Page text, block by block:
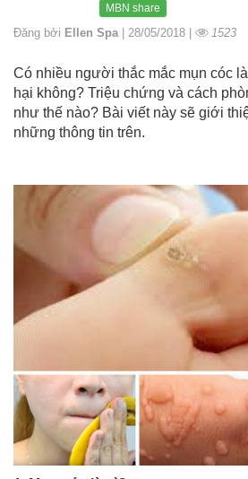
MBN share
Đăng bởi Ellen Spa | 28/05/2018 | 1523
Có nhiều người thắc mắc mụn cóc
hại không? Triệu chứng và cách
như thế nào? Bài viết này sẽ giới
những thông tin trên.